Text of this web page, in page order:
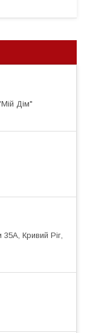
Дім"
35А, Кривий Ріг,